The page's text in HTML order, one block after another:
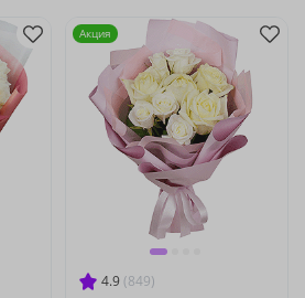
4.9 (849)
Акция